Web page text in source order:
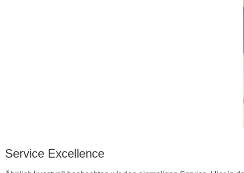
Service Excellence